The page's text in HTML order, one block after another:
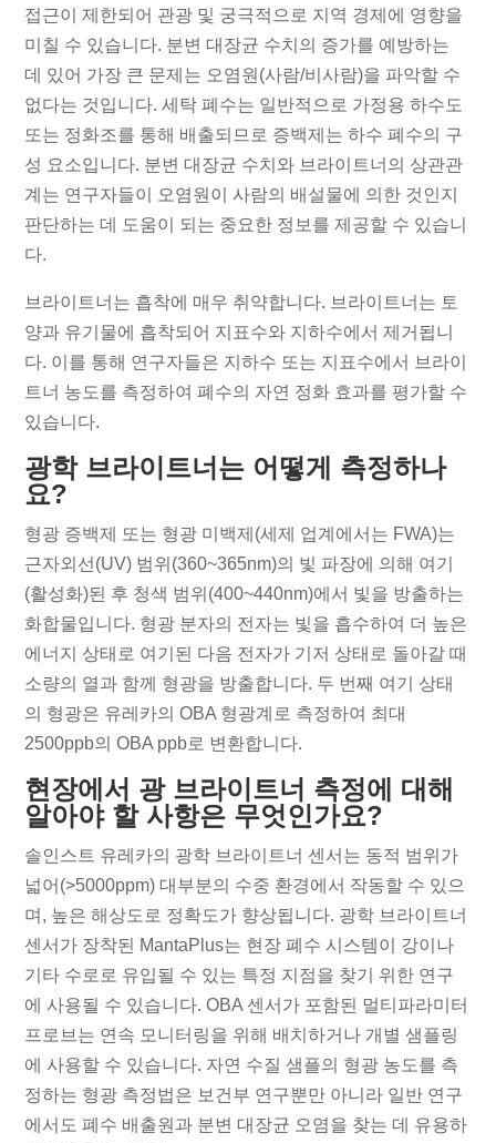
접근이 제한되어 관광 및 궁극적으로 지역 경제에 영향을
미칠 수 있습니다. 분변 대장균 수치의 증가를 예방하는
데 있어 가장 큰 문제는 오염원(사람/비사람)을 파악할 수
없다는 것입니다. 세탁 폐수는 일반적으로 가정용 하수도
또는 정화조를 통해 배출되므로 증백제는 하수 폐수의 구
성 요소입니다. 분변 대장균 수치와 브라이트너의 상관관
계는 연구자들이 오염원이 사람의 배설물에 의한 것인지
판단하는 데 도움이 되는 중요한 정보를 제공할 수 있습니
다.
브라이트너는 흡착에 매우 취약합니다. 브라이트너는 토
양과 유기물에 흡착되어 지표수와 지하수에서 제거됩니
다. 이를 통해 연구자들은 지하수 또는 지표수에서 브라이
트너 농도를 측정하여 폐수의 자연 정화 효과를 평가할 수
있습니다.
광학 브라이트너는 어떻게 측정하나
요?
형광 증백제 또는 형광 미백제(세제 업계에서는 FWA)는
근자외선(UV) 범위(360~365nm)의 빛 파장에 의해 여기
(활성화)된 후 청색 범위(400~440nm)에서 빛을 방출하는
화합물입니다. 형광 분자의 전자는 빛을 흡수하여 더 높은
에너지 상태로 여기된 다음 전자가 기저 상태로 돌아갈 때
소량의 열과 함께 형광을 방출합니다. 두 번째 여기 상태
의 형광은 유레카의 OBA 형광계로 측정하여 최대
2500ppb의 OBA ppb로 변환합니다.
현장에서 광 브라이트너 측정에 대해
알아야 할 사항은 무엇인가요?
솔인스트 유레카의 광학 브라이트너 센서는 동적 범위가
넓어(>5000ppm) 대부분의 수중 환경에서 작동할 수 있으
며, 높은 해상도로 정확도가 향상됩니다. 광학 브라이트너
센서가 장착된 MantaPlus는 현장 폐수 시스템이 강이나
기타 수로로 유입될 수 있는 특정 지점을 찾기 위한 연구
에 사용될 수 있습니다. OBA 센서가 포함된 멀티파라미터
프로브는 연속 모니터링을 위해 배치하거나 개별 샘플링
에 사용할 수 있습니다. 자연 수질 샘플의 형광 농도를 측
정하는 형광 측정법은 보건부 연구뿐만 아니라 일반 연구
에서도 폐수 배출원과 분변 대장균 오염을 찾는 데 유용하